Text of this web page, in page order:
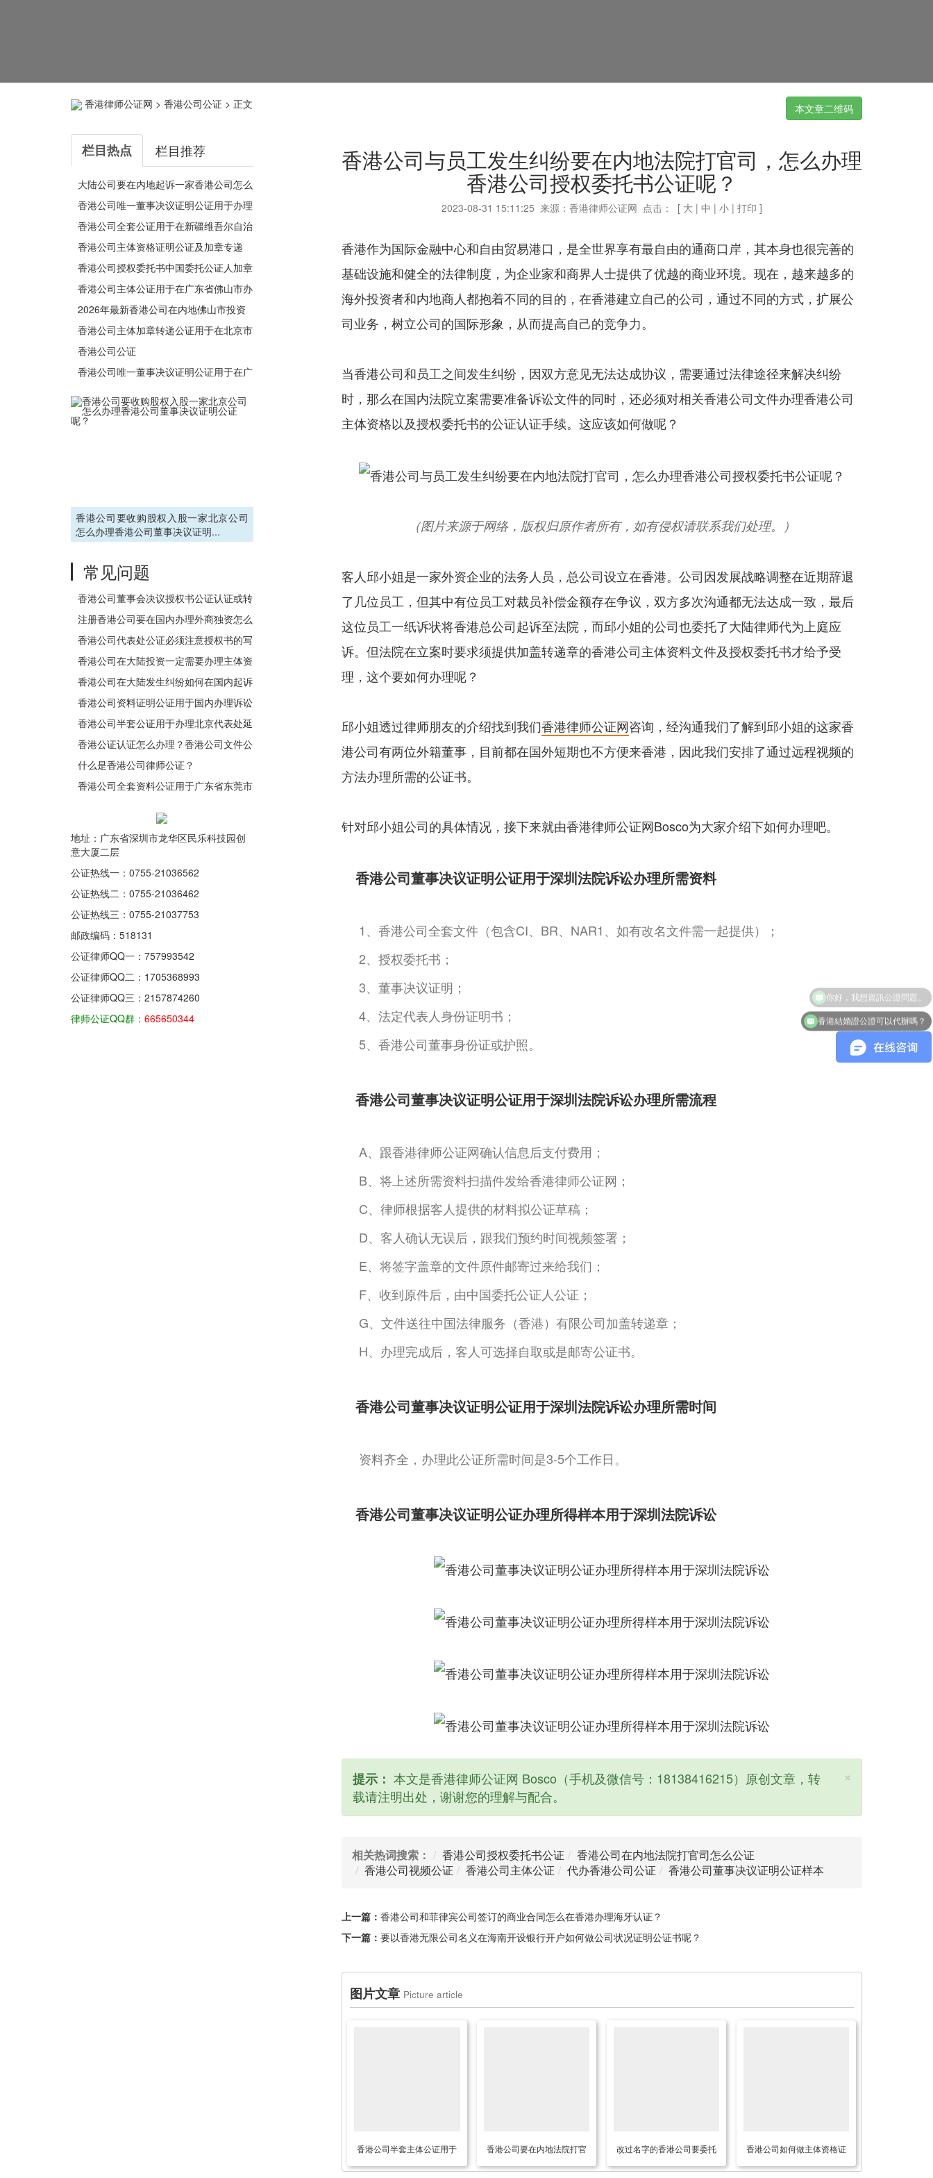
香港律师公证网 > 香港公司公证 > 正文 本文章二维码
栏目热点 栏目推荐
大陆公司要在内地起诉一家香港公司怎么
办理其主体资格证明公证？
香港公司唯一董事决议证明公证用于办理
变更深圳公司有权签字人
香港公司全套公证用于在新疆维吾尔自治
区阿克苏市办理收购股权
香港公司主体资格证明公证及加章专递
香港公司授权委托书中国委托公证人加章
转递公证用于在内地法院诉讼
香港公司主体公证用于在广东省佛山市办
理申请数字证书参加竞拍国有建设用地使
用权
2026年最新香港公司在内地佛山市投资
设立公司办理公证书流程
香港公司主体加章转递公证用于在北京市
办理收购股权事宜之用
香港公司公证
香港公司唯一董事决议证明公证用于在广
东省佛山市设立外商投资企业
香港公司要收购股权入股一家北京公司
怎么办理香港公司董事决议证明...
常见问题
香港公司董事会决议授权书公证认证或转
递如何办
注册香港公司要在国内办理外商独资怎么
办理公证？
香港公司代表处公证必须注意授权书的写
法
香港公司在大陆投资一定需要办理主体资
格公证认证吗？
香港公司在大陆发生纠纷如何在国内起诉
国内企业？
香港公司资料证明公证用于国内办理诉讼
香港公司半套公证用于办理北京代表处延
期
香港公证认证怎么办理？香港公司文件公
证有什么注意事项？
什么是香港公司律师公证？
香港公司全套资料公证用于广东省东莞市
地址：广东省深圳市龙华区民乐科技园创
意大厦二层
公证热线一：0755-21036562
公证热线二：0755-21036462
公证热线三：0755-21037753
邮政编码：518131
公证律师QQ一： 757993542
公证律师QQ二： 1705368993
公证律师QQ三： 2157874260
律师公证QQ群： 665650344
香港公司与员工发生纠纷要在内地法院打官司，怎么办理
香港公司授权委托书公证呢？
2023-08-31 15:11:25 来源：香港律师公证网 点击： [ 大 | 中 | 小 | 打印 ]
香港作为国际金融中心和自由贸易港口，是全世界享有最自由的通商口岸，其本身也很完善的
基础设施和健全的法律制度，为企业家和商界人士提供了优越的商业环境。现在，越来越多的
海外投资者和内地商人都抱着不同的目的，在香港建立自己的公司，通过不同的方式，扩展公
司业务，树立公司的国际形象，从而提高自己的竞争力。
当香港公司和员工之间发生纠纷，因双方意见无法达成协议，需要通过法律途径来解决纠纷
时，那么在国内法院立案需要准备诉讼文件的同时，还必须对相关香港公司文件办理香港公司
主体资格以及授权委托书的公证认证手续。这应该如何做呢？
（图片来源于网络，版权归原作者所有，如有侵权请联系我们处理。）
客人邱小姐是一家外资企业的法务人员，总公司设立在香港。公司因发展战略调整在近期辞退
了几位员工，但其中有位员工对裁员补偿金额存在争议，双方多次沟通都无法达成一致，最后
这位员工一纸诉状将香港总公司起诉至法院，而邱小姐的公司也委托了大陆律师代为上庭应
诉。但法院在立案时要求须提供加盖转递章的香港公司主体资料文件及授权委托书才给予受
理，这个要如何办理呢？
邱小姐透过律师朋友的介绍找到我们香港律师公证网咨询，经沟通我们了解到邱小姐的这家香
港公司有两位外籍董事，目前都在国外短期也不方便来香港，因此我们安排了通过远程视频的
方法办理所需的公证书。
针对邱小姐公司的具体情况，接下来就由香港律师公证网Bosco为大家介绍下如何办理吧。
香港公司董事决议证明公证用于深圳法院诉讼办理所需资料
1、香港公司全套文件（包含CI、BR、NAR1、如有改名文件需一起提供）；
2、授权委托书；
3、董事决议证明；
4、法定代表人身份证明书；
5、香港公司董事身份证或护照。
香港公司董事决议证明公证用于深圳法院诉讼办理所需流程
A、跟香港律师公证网确认信息后支付费用；
B、将上述所需资料扫描件发给香港律师公证网；
C、律师根据客人提供的材料拟公证草稿；
D、客人确认无误后，跟我们预约时间视频签署；
E、将签字盖章的文件原件邮寄过来给我们；
F、收到原件后，由中国委托公证人公证；
G、文件送往中国法律服务（香港）有限公司加盖转递章；
H、办理完成后，客人可选择自取或是邮寄公证书。
香港公司董事决议证明公证用于深圳法院诉讼办理所需时间
资料齐全，办理此公证所需时间是3-5个工作日。
香港公司董事决议证明公证办理所得样本用于深圳法院诉讼
×
提示： 本文是香港律师公证网 Bosco（手机及微信号：18138416215）原创文章，转
载请注明出处，谢谢您的理解与配合。
相关热词搜索： 香港公司授权委托书公证
香港公司在内地法院打官司怎么公证
香港公司视频公证
香港公司主体公证 代办香港公司公证 香港公司董事决议证明公证样本
上一篇： 香港公司和菲律宾公司签订的商业合同怎么在香港办理海牙认证？
下一篇： 要以香港无限公司名义在海南开设银行开户如何做公司状况证明公证书呢？
图片文章 Picture article
香港公司半套主体公证用于
在北京市向中国版权保护中
香港公司要在内地法院打官
司由其香港秘书办理授权委
改过名字的香港公司要委托
大陆律师在内地打官司怎么
香港公司如何做主体资格证
明公证认证用于越南设立公
香港結婚證公證可以代辦嗎？